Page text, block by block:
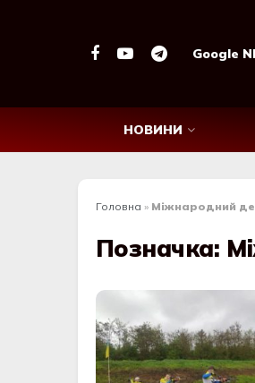
Google
НОВИНИ
Головна » Міжнародний
Позначка: